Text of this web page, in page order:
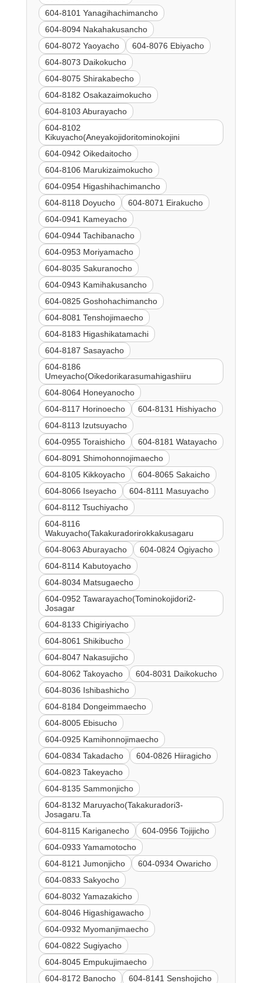
604-8101 Yanagihachimancho
604-8094 Nakahakusancho
604-8072 Yaoyacho
604-8076 Ebiyacho
604-8073 Daikokucho
604-8075 Shirakabecho
604-8182 Osakazaimokucho
604-8103 Aburayacho
604-8102
Kikuyacho(Aneyakojidoritominokojini
604-0942 Oikedaitocho
604-8106 Marukizaimokucho
604-0954 Higashihachimancho
604-8118 Doyucho
604-8071 Eirakucho
604-0941 Kameyacho
604-0944 Tachibanacho
604-0953 Moriyamacho
604-8035 Sakuranocho
604-0943 Kamihakusancho
604-0825 Goshohachimancho
604-8081 Tenshojimaecho
604-8183 Higashikatamachi
604-8187 Sasayacho
604-8186
Umeyacho(Oikedorikarasumahigashiiru
604-8064 Honeyanocho
604-8117 Horinoecho
604-8131 Hishiyacho
604-8113 Izutsuyacho
604-0955 Toraishicho
604-8181 Watayacho
604-8091 Shimohonnojimaecho
604-8105 Kikkoyacho
604-8065 Sakaicho
604-8066 Iseyacho
604-8111 Masuyacho
604-8112 Tsuchiyacho
604-8116
Wakuyacho(Takakuradorirokkakusagaru
604-8063 Aburayacho
604-0824 Ogiyacho
604-8114 Kabutoyacho
604-8034 Matsugaecho
604-0952 Tawarayacho(Tominokojidori2-
Josagar
604-8133 Chigiriyacho
604-8061 Shikibucho
604-8047 Nakasujicho
604-8062 Takoyacho
604-8031 Daikokucho
604-8036 Ishibashicho
604-8184 Dongeimmaecho
604-8005 Ebisucho
604-0925 Kamihonnojimaecho
604-0834 Takadacho
604-0826 Hiiragicho
604-0823 Takeyacho
604-8135 Sammonjicho
604-8132 Maruyacho(Takakuradori3-
Josagaru.Ta
604-8115 Kariganecho
604-0956 Tojijicho
604-0933 Yamamotocho
604-8121 Jumonjicho
604-0934 Owaricho
604-0833 Sakyocho
604-8032 Yamazakicho
604-8046 Higashigawacho
604-0932 Myomanjimaecho
604-0822 Sugiyacho
604-8045 Empukujimaecho
604-8172 Banocho
604-8141 Senshojicho